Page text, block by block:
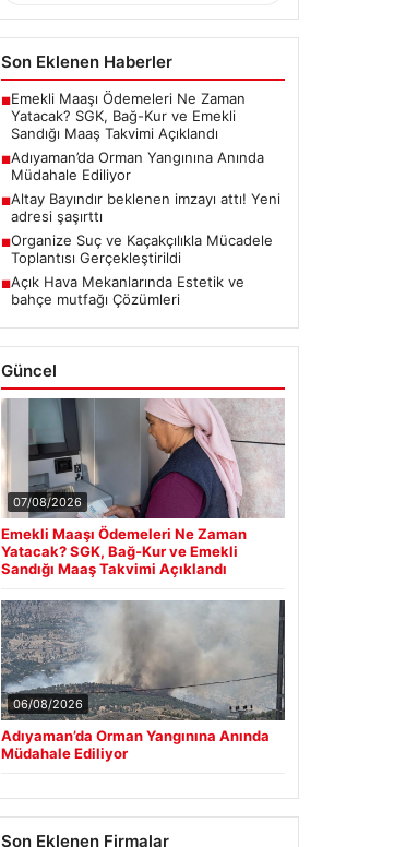
Son Eklenen Haberler
■Emekli Maaşı Ödemeleri Ne Zaman
Yatacak? SGK, Bağ-Kur ve Emekli
Sandığı Maaş Takvimi Açıklandı
■Adıyaman’da Orman Yangınına Anında
Müdahale Ediliyor
■Altay Bayındır beklenen imzayı attı! Yeni
adresi şaşırttı
■Organize Suç ve Kaçakçılıkla Mücadele
Toplantısı Gerçekleştirildi
■Açık Hava Mekanlarında Estetik ve
bahçe mutfağı Çözümleri
Güncel
07/08/2026
Emekli Maaşı Ödemeleri Ne Zaman
Yatacak? SGK, Bağ-Kur ve Emekli
Sandığı Maaş Takvimi Açıklandı
06/08/2026
Adıyaman’da Orman Yangınına Anında
Müdahale Ediliyor
Son Eklenen Firmalar